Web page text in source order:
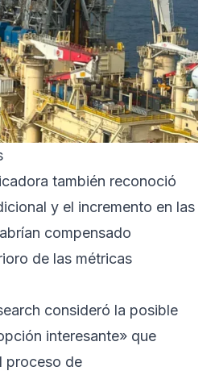
también reconoció
y el incremento en las
compensado
de las métricas
consideró la posible
interesante» que
proceso de